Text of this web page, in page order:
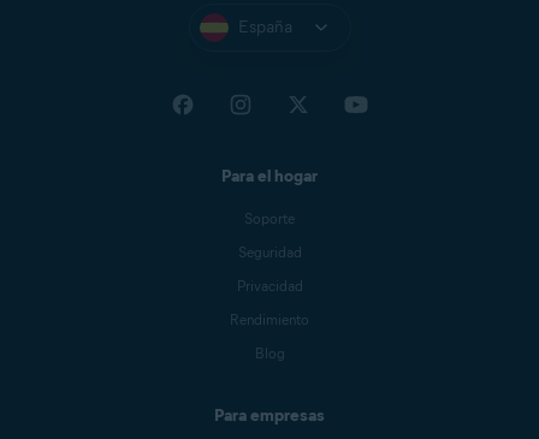
España
Para el hogar
Soporte
Seguridad
Privacidad
Rendimiento
Blog
Para empresas